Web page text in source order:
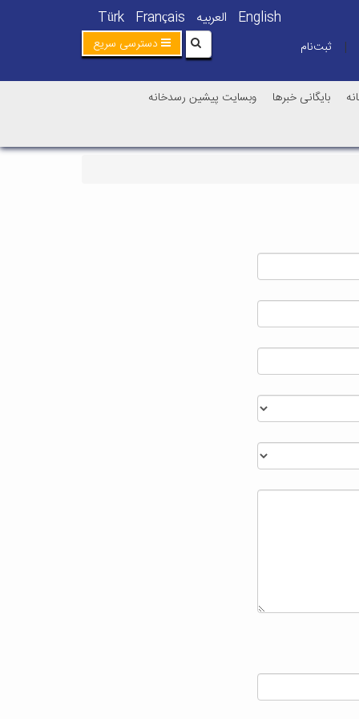
English العربیه Français
Türk
| ثبت‌نام دسترسی سریع
بایگانی خبرها
وبسایت پیشین رسدخانه